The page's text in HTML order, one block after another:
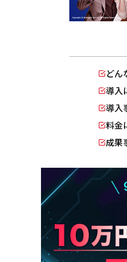
どん
導入
導入
料金
成果